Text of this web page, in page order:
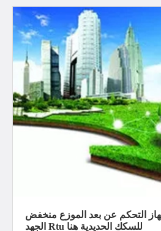
التحكم عن بعد الموزع منخفض
الجهد Rtu للسكك الحديدية هنا